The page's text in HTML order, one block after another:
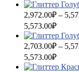
2,972.00₽ –
5,573.00₽
2,703.00₽ –
5,573.00₽